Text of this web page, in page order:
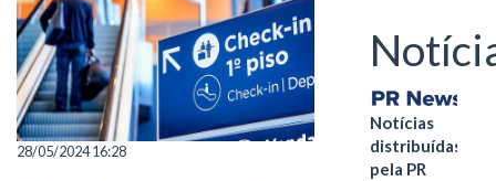
28/05/2024 16:28
Notícias
distribuídas
pela PR